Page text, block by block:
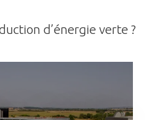
d’énergie verte ?